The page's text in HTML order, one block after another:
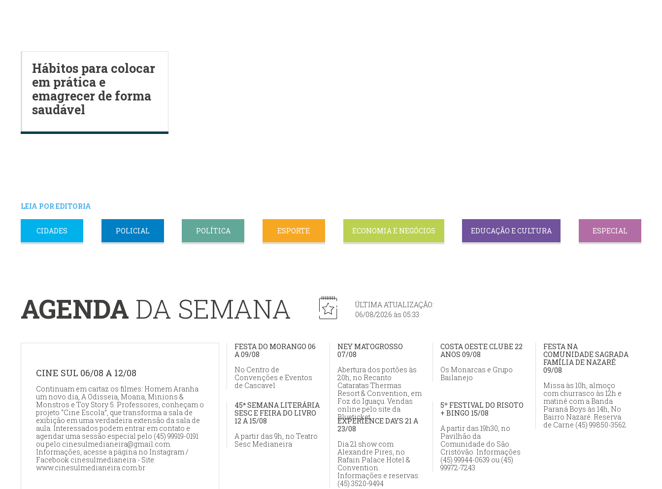
Hábitos para colocar
em prática e
emagrecer de forma
saudável
LEIA POR EDITORIA
CIDADES POLICIAL POLÍTICA ESPORTE ECONOMIA E NEGÓCIOS EDUCAÇÃO E CULTURA ESPECIAL
AGENDA DA SEMANA
ÚLTIMA ATUALIZAÇÃO:
06/08/2026 às 05:33
CINE SUL 06/08 A 12/08
Continuam em cartaz os filmes: Homem Aranha
um novo dia, A Odisseia, Moana, Minions &
Monstros e Toy Story 5. Professores, conheçam o
projeto “Cine Escola”, que transforma a sala de
exibição em uma verdadeira extensão da sala de
aula. Interessados podem entrar em contato e
agendar uma sessão especial pelo (45) 99919-0191
ou pelo cinesulmedianeira@gmail.com.
Informações, acesse a página no Instagram /
Facebook cinesulmedianeira - Site:
www.cinesulmedianeira.com.br
FESTA DO MORANGO 06
A 09/08
No Centro de
Convenções e Eventos
de Cascavel
NEY MATOGROSSO
07/08
Abertura dos portões às
20h, no Recanto
Cataratas Thermas
Resort & Convention, em
Foz do Iguaçu. Vendas
online pelo site da
Blueticket
COSTA OESTE CLUBE 22
ANOS 09/08
Os Monarcas e Grupo
Bailanejo
FESTA NA
COMUNIDADE SAGRADA
FAMÍLIA DE NAZARÉ
09/08
Missa às 10h, almoço
com churrasco às 12h e
matinê com a Banda
Paraná Boys às 14h, No
Bairro Nazaré. Reserva
de Carne (45) 99850-3562
45ª SEMANA LITERÁRIA
SESC E FEIRA DO LIVRO
12 A 15/08
A partir das 9h, no Teatro
Sesc Medianeira
5º FESTIVAL DO RISOTO
+ BINGO 15/08
A partir das 19h30, no
Pavilhão da
Comunidade do São
Cristóvão. Informações
(45) 99944-0639 ou (45)
99972-7243
EXPERIENCE DAYS 21 A
23/08
Dia 21 show com
Alexandre Pires, no
Rafain Palace Hotel &
Convention.
Informações e reservas:
(45) 3520-9494